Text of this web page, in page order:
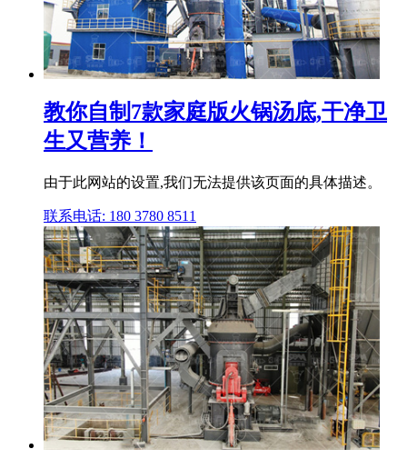
教你自制7款家庭版火锅汤底,干净卫
生又营养！
由于此网站的设置,我们无法提供该页面的具体描述。
联系电话: 180 3780 8511